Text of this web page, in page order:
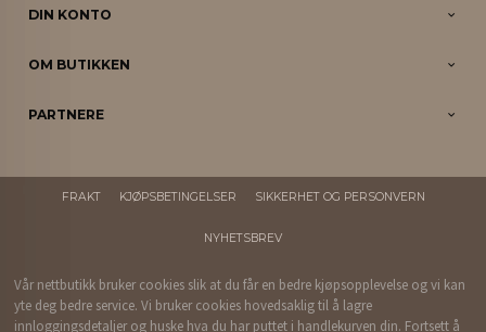
DIN KONTO
OM BUTIKKEN
PARTNERE
FRAKT KJØPSBETINGELSER SIKKERHET OG PERSONVERN
NYHETSBREV
Vår nettbutikk bruker cookies slik at du får en bedre kjøpsopplevelse og vi kan
yte deg bedre service. Vi bruker cookies hovedsaklig til å lagre
innloggingsdetaljer og huske hva du har puttet i handlekurven din. Fortsett å